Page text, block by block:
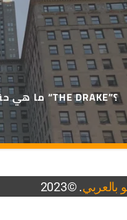
ما هي حقيقة شائعات بيع “THE DRAKE”؟
بالعربي. ©2023